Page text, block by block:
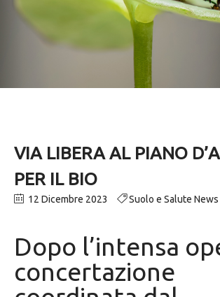
VIA LIBERA AL PIANO
PER IL BIO
12 Dicembre 2023 Suolo e Salute News
Dopo l’intensa
concertazione